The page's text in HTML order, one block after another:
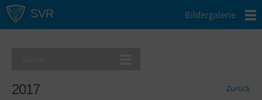
Bildergalerie
Zurück
2017